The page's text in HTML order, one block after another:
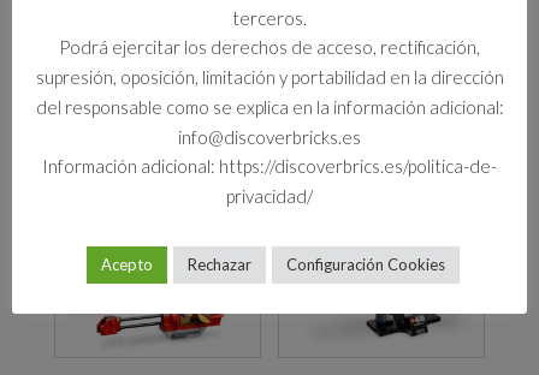
64,99€
MAGICAS
29,99€
terceros.
Podrá ejercitar los derechos de acceso, rectificación,
supresión, oposición, limitación y portabilidad en la dirección
del responsable como se explica en la información adicional:
info@discoverbricks.es
Información adicional: https://discoverbrics.es/politica-de-
privacidad/
Acepto Rechazar Configuración Cookies